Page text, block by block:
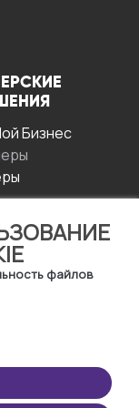
файлов
Бизнес